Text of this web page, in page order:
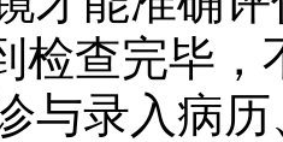
检查完毕
与录入病